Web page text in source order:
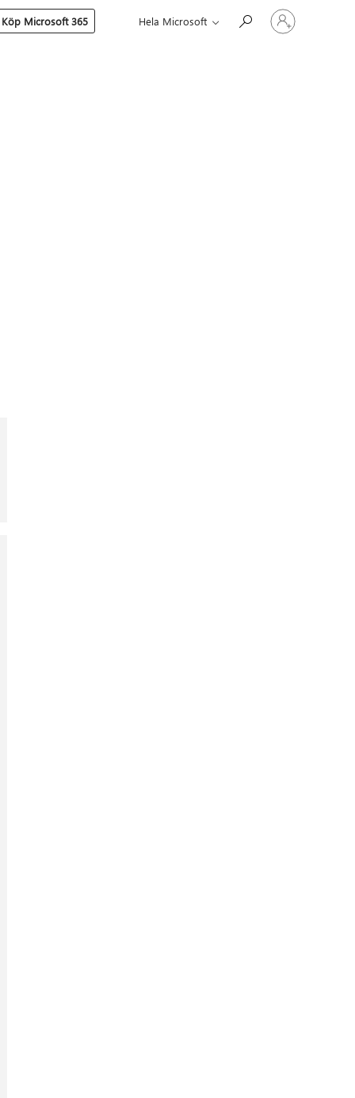
Köp Microsoft 365 Hela Microsoft
Logga
in